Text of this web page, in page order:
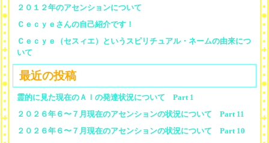
２０１２年のアセンションについて
Ｃｅｃｙｅさんの自己紹介です！
Ｃｅｃｙｅ（セスィエ）というスピリチュアル・ネームの由来につ
いて
最近の投稿
霊的に見た現在のＡＩの発達状況について Part 1
２０２６年６〜７月現在のアセンションの状況について Part 11
２０２６年６〜７月現在のアセンションの状況について Part 10